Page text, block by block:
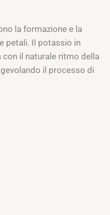
la formazione e la
petali. Il potassio in
il naturale ritmo della
il processo di